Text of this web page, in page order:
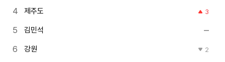
제주도 3
김민석
강원 2